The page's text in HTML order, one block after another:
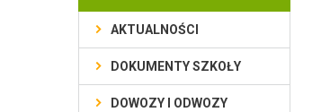
AKTUALNOŚCI
DOKUMENTY SZKOŁY
DOWOZY I ODWOZY